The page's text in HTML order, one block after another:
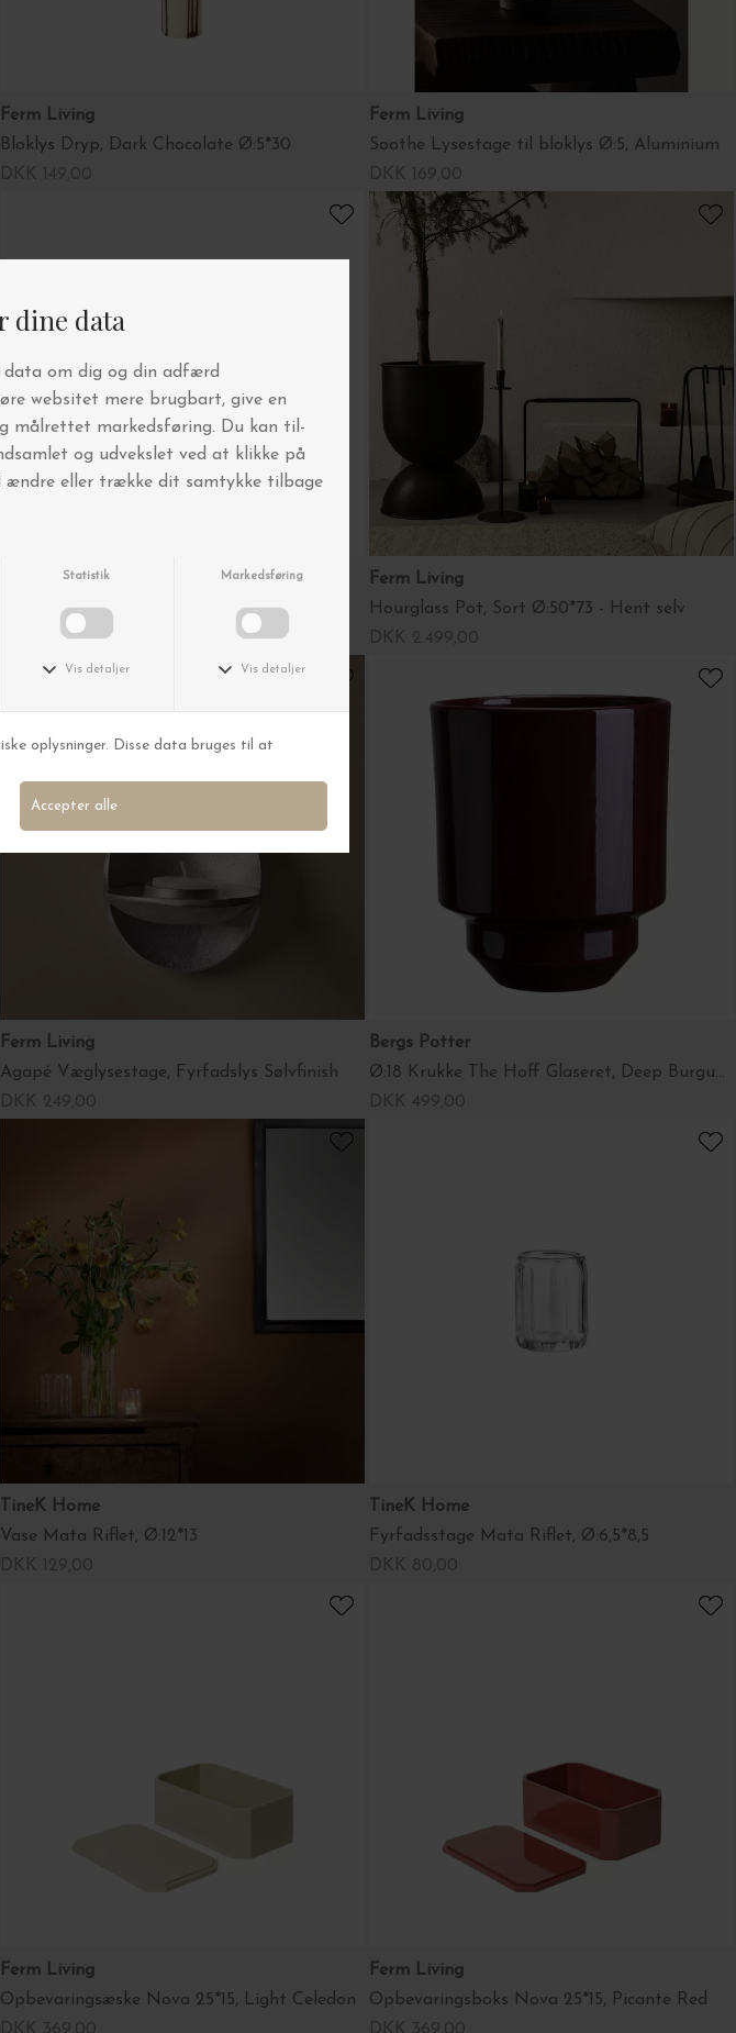
Ferm Living
Bloklys Dryp, Dark Chocolate Ø:5*30
Ferm Living
Soothe Lysestage til bloklys Ø:5, Aluminium
Ferm Living
Hourglass Pot, Sort Ø:21*30
DKK 699,00
Ferm Living
Hourglass Pot, Sort Ø:50*73 - Hent selv
Ferm Living
Agapé Væglysestage, Fyrfadslys Sølvfinish
Bergs Potter
Ø:18 Krukke The Hoff Glaseret, Deep Burgundy
TineK Home
Vase Mata Riflet, Ø:12*13
TineK Home
Fyrfadsstage Mata Riflet, Ø:6,5*8,5
Ferm Living
Opbevaringsæske Nova 25*15, Light Celedon
Ferm Living
Opbevaringsboks Nova 25*15, Picante Red